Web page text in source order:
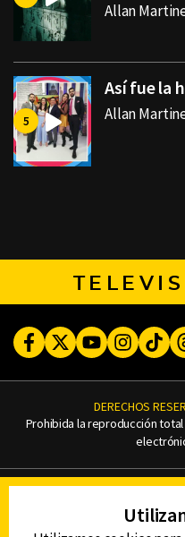
Allan
Así fue la
Allan
FacebookTwitterYoutube
DERECHOS
Prohibida la reproducción
AVISO